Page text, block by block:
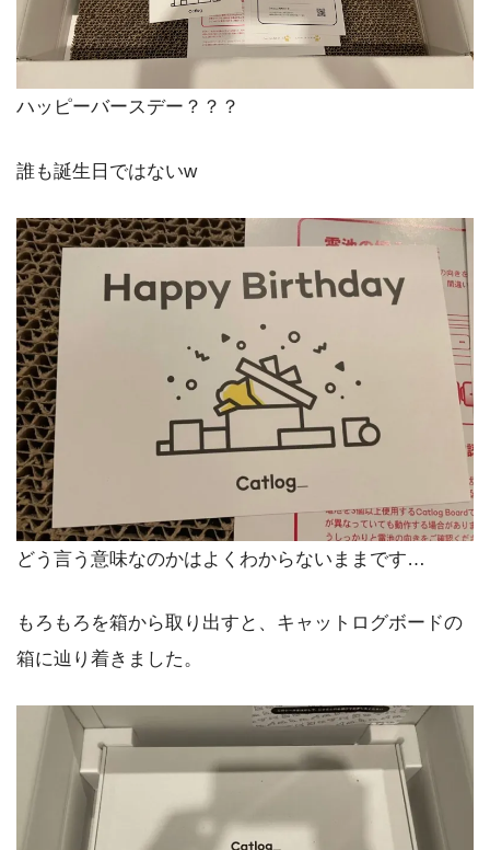
ハッピーバースデー？？？
誰も誕生日ではないw
どう言う意味なのかはよくわからないままです…
もろもろを箱から取り出すと、キャットログボードの
箱に辿り着きました。